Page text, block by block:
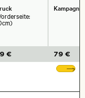
€ 79 €